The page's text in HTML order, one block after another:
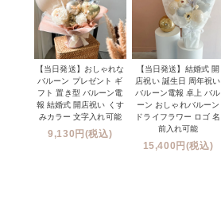
【当日発送】おしゃれな
バルーン プレゼント ギ
フト 置き型 バルーン電
報 結婚式 開店祝い くす
みカラー 文字入れ可能
9,130円(税込)
【当日発送】結婚式 開
店祝い 誕生日 周年祝い
バルーン電報 卓上 バル
ーン おしゃれバルーン
ドライフラワー ロゴ 名
前入れ可能
15,400円(税込)